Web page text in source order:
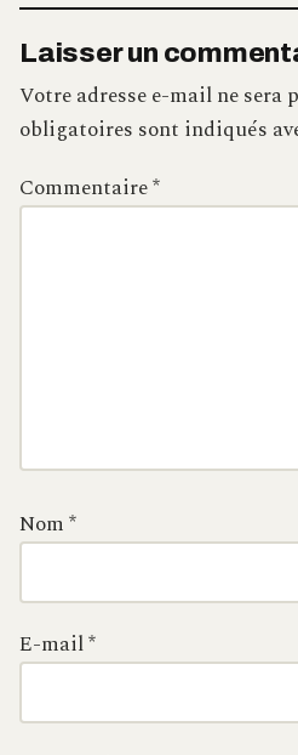
Laisser un
Votre adresse e-mail ne sera
obligatoires sont indiqués
Commentaire*
Nom*
E-mail*